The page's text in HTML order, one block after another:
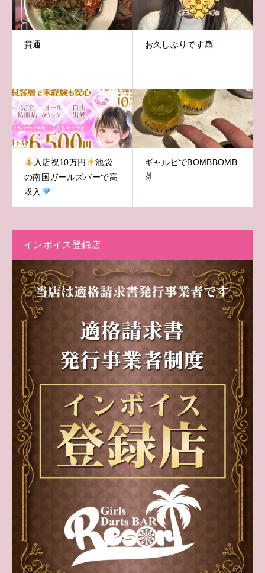
貫通 お久しぶりです
入店祝10万円
池袋
の南国ガールズバーで高
収入
ギャルピでBOMBBOMB
✌️
インボイス登録店